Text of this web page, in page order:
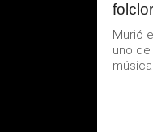
Murió
uno